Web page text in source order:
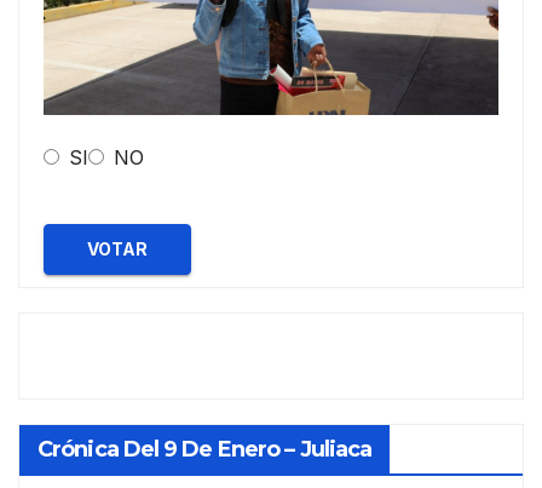
SI NO
VOTAR
Crónica Del 9 De Enero – Juliaca